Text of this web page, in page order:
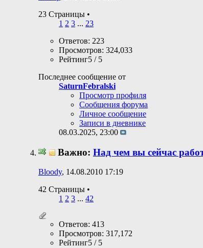
23 Страницы •
1 2 3 ... 23
Ответов: 223
Просмотров: 324,033
Рейтинг5 / 5
Последнее сообщение от
SaturnFebralski
Просмотр профиля
Сообщения форума
Личное сообщение
Записи в дневнике
08.03.2025, 23:00
Важно: Над чем вы сейчас
Bloody, 14.08.2010 17:19
42 Страницы •
1 2 3 ... 42
Ответов: 413
Просмотров: 317,172
Рейтинг5 / 5